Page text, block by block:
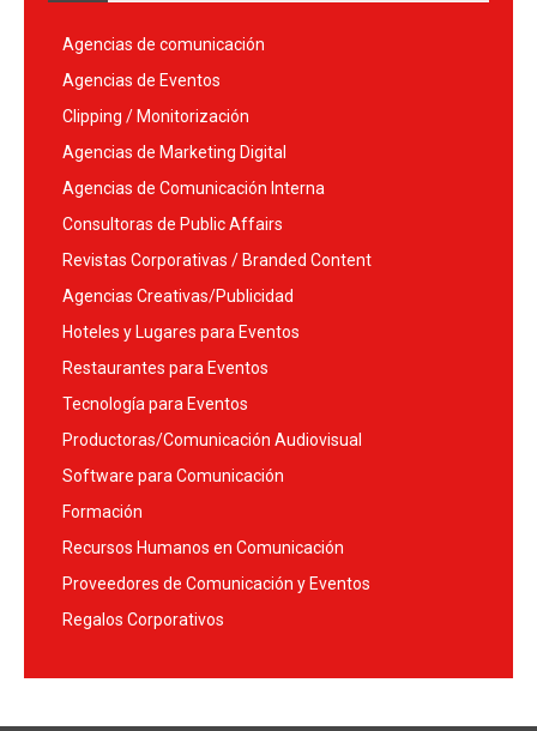
Agencias de comunicación
Agencias de Eventos
Clipping / Monitorización
Agencias de Marketing Digital
Agencias de Comunicación Interna
Consultoras de Public Affairs
Revistas Corporativas / Branded Content
Agencias Creativas/Publicidad
Hoteles y Lugares para Eventos
Restaurantes para Eventos
Tecnología para Eventos
Productoras/Comunicación Audiovisual
Software para Comunicación
Formación
Recursos Humanos en Comunicación
Proveedores de Comunicación y Eventos
Regalos Corporativos